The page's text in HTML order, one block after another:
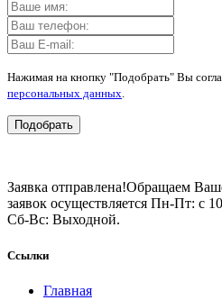
Нажимая на кнопку "Подобрать" Вы
персональных данных.
Подобрать
Заявка отправлена!Обращаем
заявок осуществляется Пн-Пт: с
Сб-Вс: Выходной.
Ссылки
Главная